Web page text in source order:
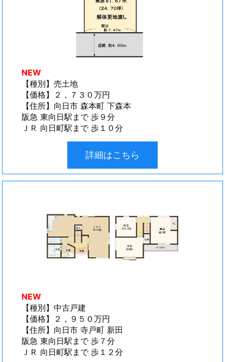
NEW
【種別】売土地
【価格】２，７３０万円
【住所】向日市 森本町 下森本
阪急 東向日駅まで 歩９分
ＪＲ 向日町駅まで 歩１０分
詳細はこちら
NEW
【種別】中古戸建
【価格】２，９５０万円
【住所】向日市 寺戸町 新田
阪急 東向日駅まで 歩７分
ＪＲ 向日町駅まで 歩１２分